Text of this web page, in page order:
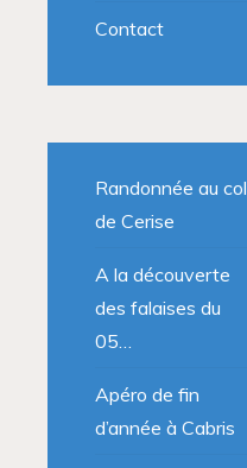
Contact
Randonnée au col
de Cerise
A la découverte
des falaises du
05…
Apéro de fin
d’année à Cabris